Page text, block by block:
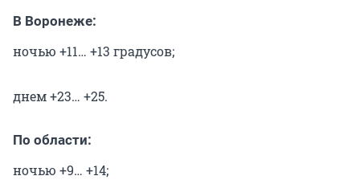
В Воронеже:
ночью +11… +13 градусов;
днем +23… +25.
По области:
ночью +9… +14;